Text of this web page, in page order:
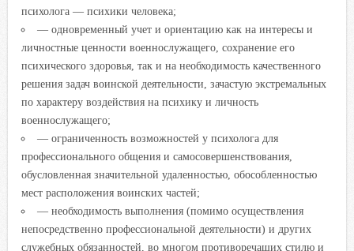
психолога — психики человека;
— одновременный учет и ориентацию как на интересы и
личностные ценности военнослужащего, сохранение его
психического здоровья, так и на необходимость качественного
решения задач воинской деятельности, зачастую экстремальных
по характеру воздействия на психику и личность
военнослужащего;
— ограниченность возможностей у психолога для
профессионального общения и самосовершенствования,
обусловленная значительной удаленностью, обособленностью
мест расположения воинских частей;
— необходимость выполнения (помимо осуществления
непосредственно профессиональной деятельности) и других
служебных обязанностей, во многом противоречащих стилю и